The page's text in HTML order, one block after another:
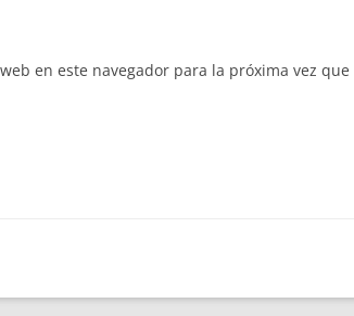
en este navegador para la próxima vez que